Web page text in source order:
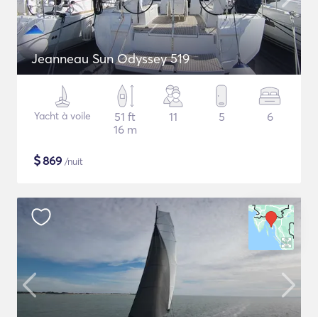
Jeanneau Sun Odyssey 519
Yacht à voile
51 ft
16 m
11 5 6
$869 /nuit